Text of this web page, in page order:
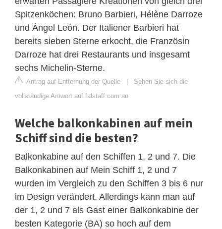
Spitzenköchen: Bruno Barbieri, Hélène Darroze
und Ángel León. Der Italiener Barbieri hat
bereits sieben Sterne erkocht, die Französin
Darroze hat drei Restaurants und insgesamt
sechs Michelin-Sterne.
Antrag auf Entfernung der Quelle | Sehen Sie sich die
vollständige Antwort auf falstaff.com an
Welche balkonkabinen auf mein
Schiff sind die besten?
Balkonkabine auf den Schiffen 1, 2 und 7. Die
Balkonkabinen auf Mein Schiff 1, 2 und 7
wurden im Vergleich zu den Schiffen 3 bis 6 nur
im Design verändert. Allerdings kann man auf
der 1, 2 und 7 als Gast einer Balkonkabine der
besten Kategorie (BA) so hoch auf dem